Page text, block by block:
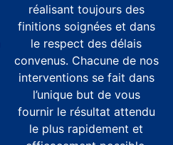
réalisant toujours des
finitions soignées et dans
le respect des délais
convenus. Chacune de nos
interventions se fait dans
l’unique but de vous
fournir le résultat attendu
le plus rapidement et